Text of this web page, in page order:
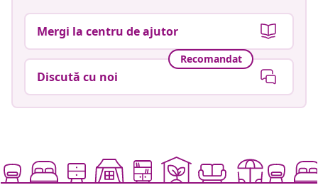
Mergi la centru de ajutor
Recomandat
Discută cu noi